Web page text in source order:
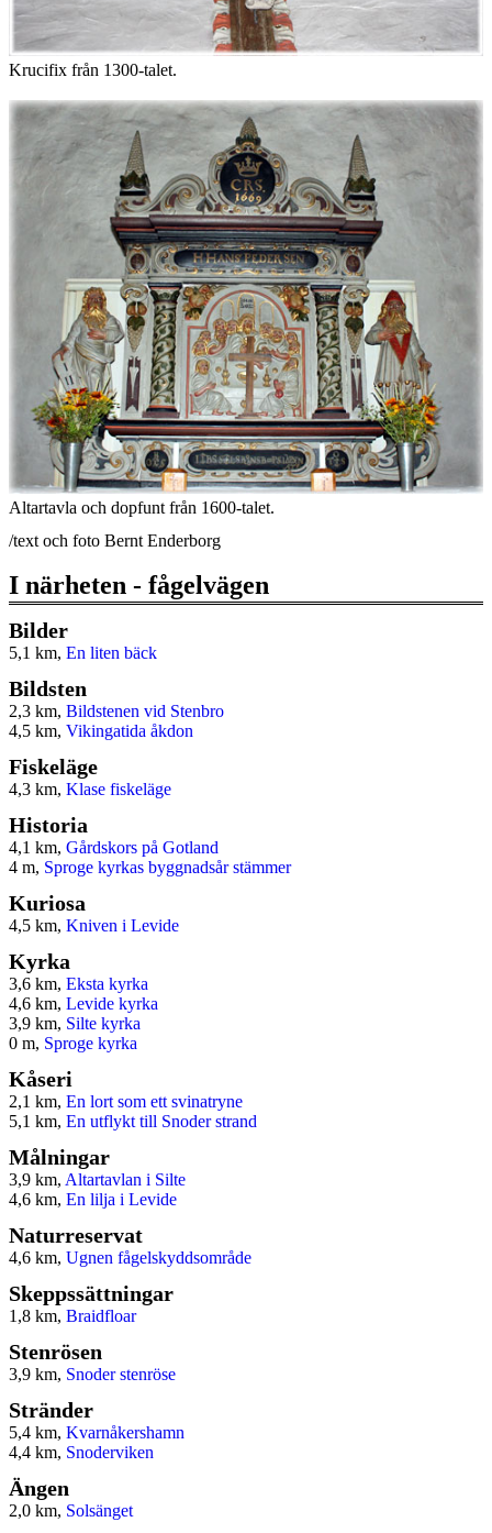
Krucifix från 1300-talet.
Altartavla och dopfunt från 1600-talet.
/text och foto Bernt Enderborg
I närheten - fågelvägen
Bilder
5,1 km, En liten bäck
Bildsten
2,3 km, Bildstenen vid Stenbro
4,5 km, Vikingatida åkdon
Fiskeläge
4,3 km, Klase fiskeläge
Historia
4,1 km, Gårdskors på Gotland
4 m, Sproge kyrkas byggnadsår stämmer
Kuriosa
4,5 km, Kniven i Levide
Kyrka
3,6 km, Eksta kyrka
4,6 km, Levide kyrka
3,9 km, Silte kyrka
0 m, Sproge kyrka
Kåseri
2,1 km, En lort som ett svinatryne
5,1 km, En utflykt till Snoder strand
Målningar
3,9 km, Altartavlan i Silte
4,6 km, En lilja i Levide
Naturreservat
4,6 km, Ugnen fågelskyddsområde
Skeppssättningar
1,8 km, Braidfloar
Stenrösen
3,9 km, Snoder stenröse
Stränder
5,4 km, Kvarnåkershamn
4,4 km, Snoderviken
Ängen
2,0 km, Solsänget